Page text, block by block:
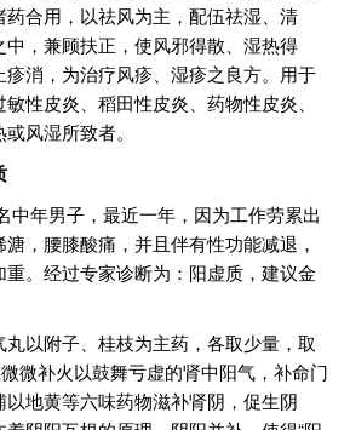
合用，以祛风为主，配伍祛湿、清
，兼顾扶正，使风邪得散、湿热得
消，为治疗风疹、湿疹之良方。用于
性皮炎、稻田性皮炎、药物性皮炎、
风湿所致者。
中年男子，最近一年，因为工作劳累出
，腰膝酸痛，并且伴有性功能减退，
。经过专家诊断为：阳虚质，建议金
丸以附子、桂枝为主药，各取少量，取
微补火以鼓舞亏虚的肾中阳气，补命门
地黄等六味药物滋补肾阴，促生阴